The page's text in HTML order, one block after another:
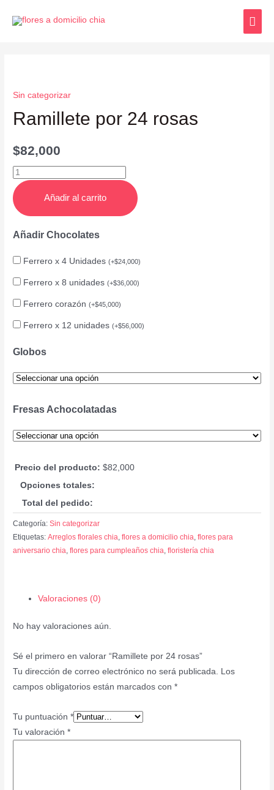
Sin categorizar
Ramillete por 24 rosas
$82,000
Añadir al carrito
Añadir Chocolates
Ferrero x 4 Unidades(+$24,000)
Ferrero x 8 unidades(+$36,000)
Ferrero corazón(+$45,000)
Ferrero x 12 unidades(+$56,000)
Globos
Fresas Achocolatadas
Precio del producto: $82,000
Opciones totales:
Total del pedido:
Categoría:Sin categorizar
Etiquetas:Arreglos florales chia,flores a domicilio chia,flores para
aniversario chia,flores para cumpleaños chia,floristería chia
Valoraciones (0)
No hay valoraciones aún.
Sé el primero en valorar “Ramillete por 24 rosas”
Tu dirección de correo electrónico no será publicada. Los
campos obligatorios están marcados con*
Tu puntuación*
Tu valoración*